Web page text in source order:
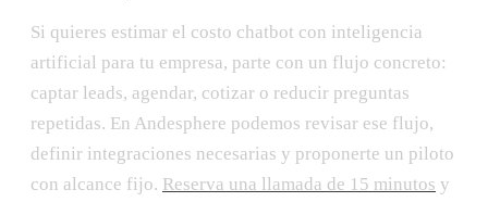
Si quieres estimar el costo chatbot con inteligencia
artificial para tu empresa, parte con un flujo concreto:
captar leads, agendar, cotizar o reducir preguntas
repetidas. En Andesphere podemos revisar ese flujo,
definir integraciones necesarias y proponerte un piloto
con alcance fijo. Reserva una llamada de 15 minutos y